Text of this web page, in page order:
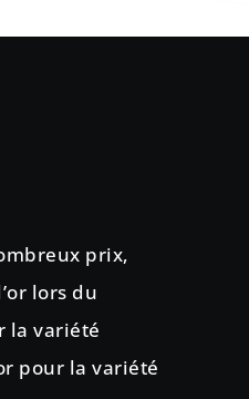
prix,
lors du
la variété
pour la variété